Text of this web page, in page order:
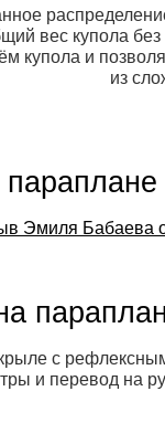
вес купола
купола и
из
Эмиля Бабаева
с
и перевод на